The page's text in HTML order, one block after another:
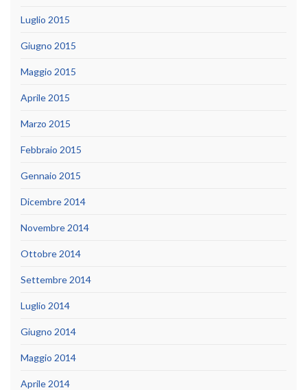
Luglio 2015
Giugno 2015
Maggio 2015
Aprile 2015
Marzo 2015
Febbraio 2015
Gennaio 2015
Dicembre 2014
Novembre 2014
Ottobre 2014
Settembre 2014
Luglio 2014
Giugno 2014
Maggio 2014
Aprile 2014